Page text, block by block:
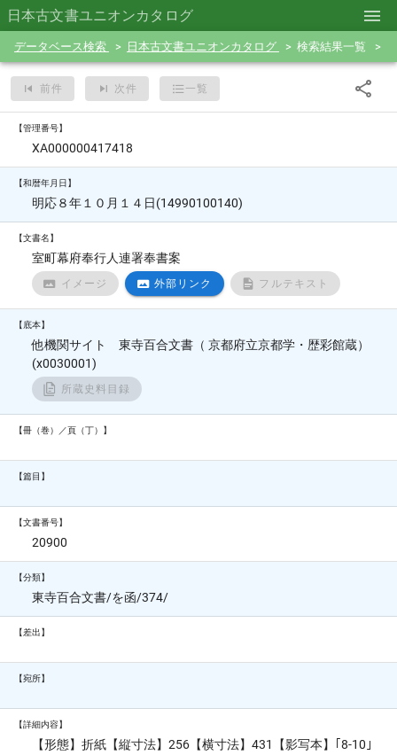
日本古文書ユニオンカタログ
データベース検索 日本古文書ユニオンカタログ 検索結果一覧
前件 次件 一覧
【管理番号】
XA000000417418
【和暦年月日】
明応８年１０月１４日(14990100140)
【文書名】
室町幕府奉行人連署奉書案
イメージ 外部リンク フルテキスト
【底本】
他機関サイト 東寺百合文書（ 京都府立京都学・歴彩館蔵）
(x0030001)
所蔵史料目録
【冊（巻）／頁（丁）】
【篇目】
【文書番号】
20900
【分類】
東寺百合文書/を函/374/
【差出】
【宛所】
【詳細内容】
【形態】折紙【縦寸法】256【横寸法】431【影写本】｢8-10｣